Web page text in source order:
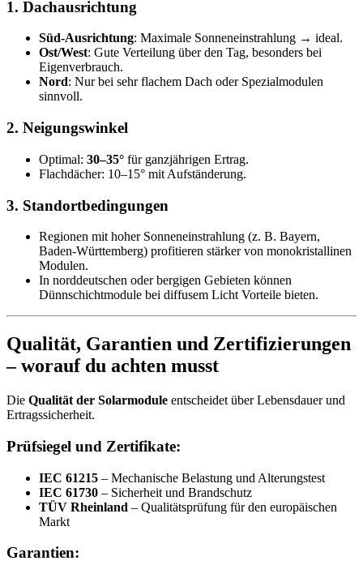
1. Dachausrichtung
Süd-Ausrichtung: Maximale Sonneneinstrahlung → ideal.
Ost/West: Gute Verteilung über den Tag, besonders bei
Eigenverbrauch.
Nord: Nur bei sehr flachem Dach oder Spezialmodulen
sinnvoll.
2. Neigungswinkel
Optimal: 30–35° für ganzjährigen Ertrag.
Flachdächer: 10–15° mit Aufständerung.
3. Standortbedingungen
Regionen mit hoher Sonneneinstrahlung (z. B. Bayern,
Baden-Württemberg) profitieren stärker von monokristallinen
Modulen.
In norddeutschen oder bergigen Gebieten können
Dünnschichtmodule bei diffusem Licht Vorteile bieten.
Qualität, Garantien und Zertifizierungen
– worauf du achten musst
Die Qualität der Solarmodule entscheidet über Lebensdauer und
Ertragssicherheit.
Prüfsiegel und Zertifikate:
IEC 61215 – Mechanische Belastung und Alterungstest
IEC 61730 – Sicherheit und Brandschutz
TÜV Rheinland – Qualitätsprüfung für den europäischen
Markt
Garantien: